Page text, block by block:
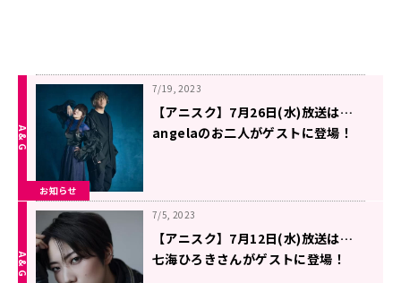
お知らせ
7/19, 2023
【アニスク】7月26日(水)放送は…
angelaのお二人がゲストに登場！
7/5, 2023
【アニスク】7月12日(水)放送は…
七海ひろきさんがゲストに登場！